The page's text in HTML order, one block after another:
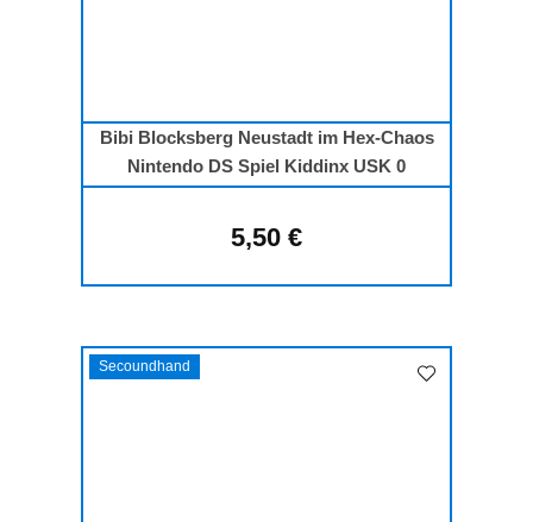
Bibi Blocksberg Neustadt im Hex-Chaos
Nintendo DS Spiel Kiddinx USK 0
Regulärer Preis:
5,50 €
Secoundhand